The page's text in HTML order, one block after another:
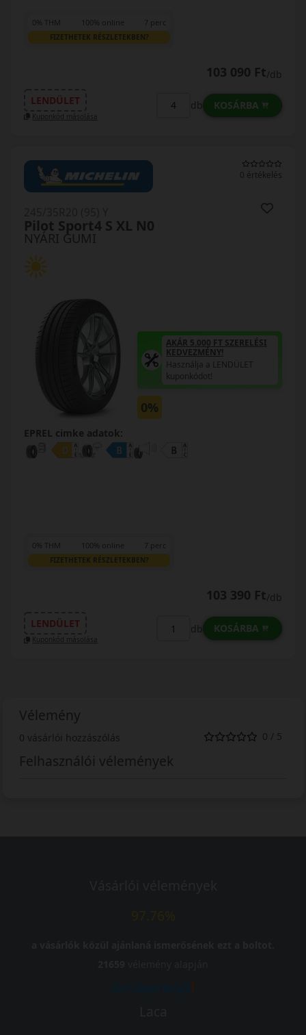
0% THM 100% online 7 perc
FIZETHETEK RÉSZLETEKBEN?
103 090 Ft/db
LENDÜLET
Kuponkód másolása
db KOSÁRBA
0 értékelés
NYÁRI GUMI
Pilot Sport4 S XL N0
AKÁR 5.000 FT SZERELÉSI
KEDVEZMÉNY!
Használja a LENDÜLET
kuponkódot!
0%
EPREL cimke adatok:
0% THM 100% online 7 perc
FIZETHETEK RÉSZLETEKBEN?
103 390 Ft/db
LENDÜLET
Kuponkód másolása
db KOSÁRBA
Vélemény
0 vásárlói hozzászólás 0 / 5
Felhasználói vélemények